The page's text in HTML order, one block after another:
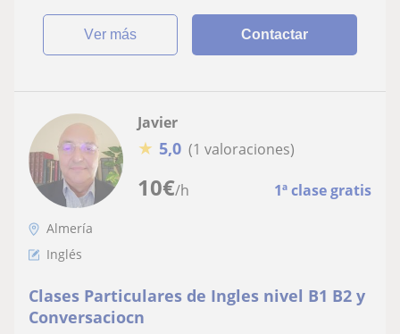
ver más Contactar
10€/h 1ª clase gratis
Javier
★ 5,0 (1 valoraciones)
Almería
Inglés
Clases Particulares de Ingles nivel B1 B2 y
Conversaciocn